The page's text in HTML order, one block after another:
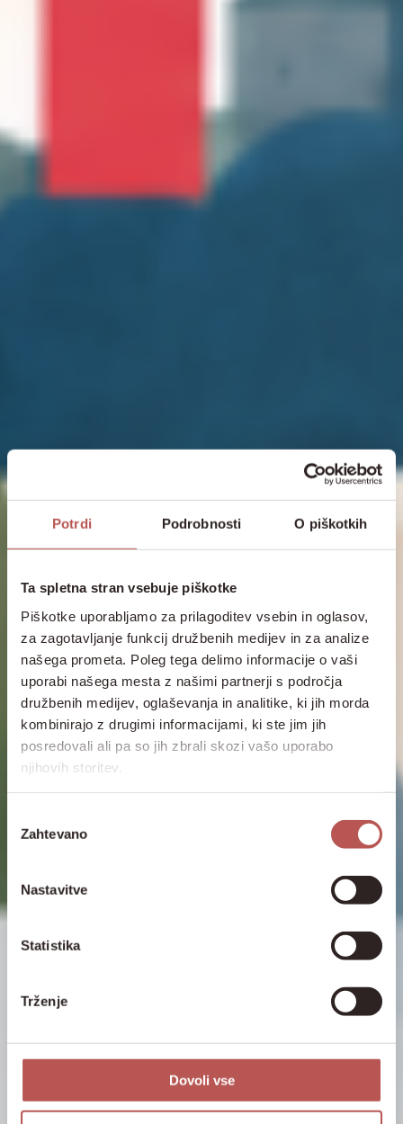
Potrdi Podrobnosti O piškotkih
Ta spletna stran vsebuje piškotke
Piškotke uporabljamo za prilagoditev vsebin in oglasov,
za zagotavljanje funkcij družbenih medijev in za analize
našega prometa. Poleg tega delimo informacije o vaši
uporabi našega mesta z našimi partnerji s področja
družbenih medijev, oglaševanja in analitike, ki jih morda
kombinirajo z drugimi informacijami, ki ste jim jih
posredovali ali pa so jih zbrali skozi vašo uporabo
njihovih storitev.
soglasja
Zahtevano
Nastavitve
Statistika
Trženje
Dovoli vse